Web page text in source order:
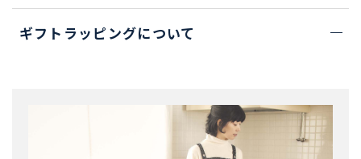
ギフトラッピングについて